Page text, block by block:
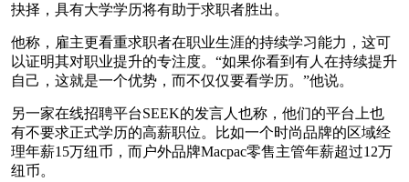
抉择，具有大学学历将有助于求职者胜出。
他称，雇主更看重求职者在职业生涯的持续学习能力，这可
以证明其对职业提升的专注度。“如果你看到有人在持续提升
自己，这就是一个优势，而不仅仅要看学历。”他说。
另一家在线招聘平台SEEK的发言人也称，他们的平台上也
有不要求正式学历的高薪职位。比如一个时尚品牌的区域经
理年薪15万纽币，而户外品牌Macpac零售主管年薪超过12万
纽币。